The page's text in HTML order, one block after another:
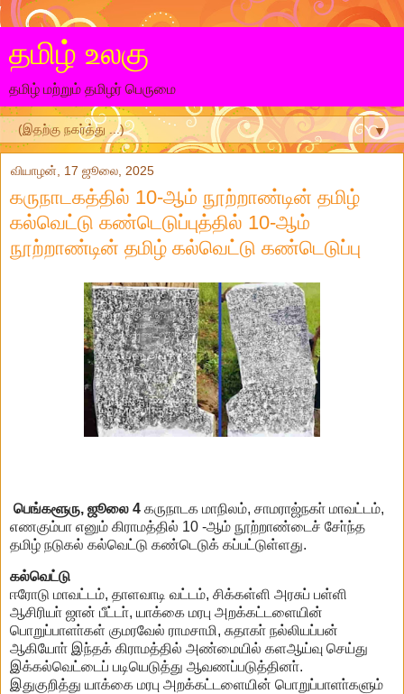
தமிழ் உலகு
தமிழ் மற்றும் தமிழர் பெருமை
▼
வியாழன், 17 ஜூலை, 2025
கருநாடகத்தில் 10-ஆம் நூற்றாண்டின் தமிழ்
கல்வெட்டு கண்டெடுப்புத்தில் 10-ஆம்
நூற்றாண்டின் தமிழ் கல்வெட்டு கண்டெடுப்பு
பெங்களூரு, ஜூலை 4 கருநாடக மாநிலம், சாமராஜ்நகா் மாவட்டம்,
எணகும்பா எனும் கிராமத்தில் 10 -ஆம் நூற்றாண்டைச் சோ்ந்த
தமிழ் நடுகல் கல்வெட்டு கண்டெடுக் கப்பட்டுள்ளது.
கல்வெட்டு
ஈரோடு மாவட்டம், தாளவாடி வட்டம், சிக்கள்ளி அரசுப் பள்ளி
ஆசிரியா் ஜான் பீட்டா், யாக்கை மரபு அறக்கட்டளையின்
பொறுப்பாளா்கள் குமரவேல் ராமசாமி, சுதாகா் நல்லியப்பன்
ஆகியோா் இந்தக் கிராமத்தில் அண்மையில் களஆய்வு செய்து
இக்கல்வெட்டைப் படியெடுத்து ஆவணப்படுத்தினா்.
இதுகுறித்து யாக்கை மரபு அறக்கட்டளையின் பொறுப்பாளா்களும்